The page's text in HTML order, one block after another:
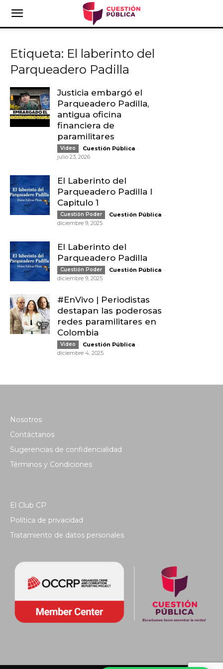
Etiqueta: El laberinto del
Parqueadero Padilla
Justicia embargó el
Parqueadero Padilla,
antigua oficina
financiera de
paramilitares
Video Cuestión Pública -
julio 23, 2026
El Laberinto del
Parqueadero Padilla l
Capitulo 1
Cuestión Poder Cuestión Pública -
diciembre 9, 2025
El Laberinto del
Parqueadero Padilla
Cuestión Poder Cuestión Pública -
diciembre 9, 2025
#EnVivo | Periodistas
destapan las poderosas
redes paramilitares en
Colombia
Video Cuestión Pública -
diciembre 4, 2025
Nosotros
Contáctanos
Sugerencias de confidencialidad
Términos y Condiciones
El Club CP
Política de privacidad
Tratamiento de datos personales